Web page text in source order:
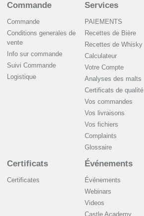
Commande
Commande
Conditions generales de
vente
Info sur commande
Suivi Commande
Logistique
Services
PAIEMENTS
Recettes de Bière
Recettes de Whisky
Сalculateur
Votre Compte
Analyses des malts
Certificats de qualité
Vos commandes
Vos livraisons
Vos fichiers
Complaints
Glossaire
Certificats
Certificates
Événements
Événements
Webinars
Videos
Castle Academy